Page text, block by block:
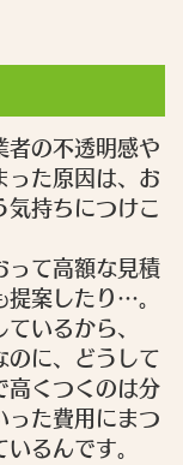
者の不透明感や
った原因は、お
気持ちにつけこ
って高額な見積
提案したり…。
いるから、
のに、どうして
高くつくのは分
った費用にまつ
るんです。